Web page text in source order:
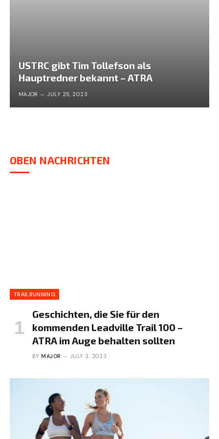
USTRC gibt Tim Tollefson als
Hauptredner bekannt – ATRA
MAJOR JULY 25, 2023
OBEN NACHRICHTEN
TRAILRUNNING
Geschichten, die Sie für den
kommenden Leadville Trail 100 –
ATRA im Auge behalten sollten
BY MAJOR JULY 3, 2023